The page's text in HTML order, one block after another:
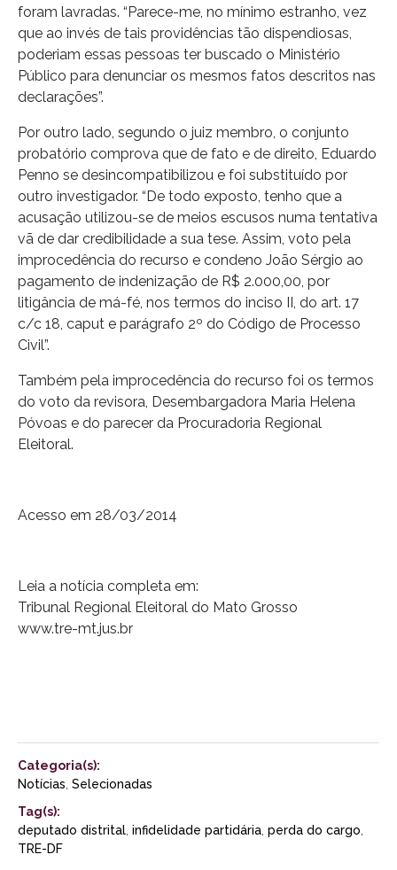
foram lavradas. “Parece-me, no mínimo estranho, vez
que ao invés de tais providências tão dispendiosas,
poderiam essas pessoas ter buscado o Ministério
Público para denunciar os mesmos fatos descritos nas
declarações”.
Por outro lado, segundo o juiz membro, o conjunto
probatório comprova que de fato e de direito, Eduardo
Penno se desincompatibilizou e foi substituído por
outro investigador. “De todo exposto, tenho que a
acusação utilizou-se de meios escusos numa tentativa
vã de dar credibilidade a sua tese. Assim, voto pela
improcedência do recurso e condeno João Sérgio ao
pagamento de indenização de R$ 2.000,00, por
litigância de má-fé, nos termos do inciso II, do art. 17
c/c 18, caput e parágrafo 2º do Código de Processo
Civil”.
Também pela improcedência do recurso foi os termos
do voto da revisora, Desembargadora Maria Helena
Póvoas e do parecer da Procuradoria Regional
Eleitoral.
Acesso em 28/03/2014
Leia a notícia completa em:
Tribunal Regional Eleitoral do Mato Grosso
www.tre-mt.jus.br
Categoria(s):
Notícias Selecionadas
Tag(s):
deputado distrital infidelidade partidária perda do cargo
TRE-DF